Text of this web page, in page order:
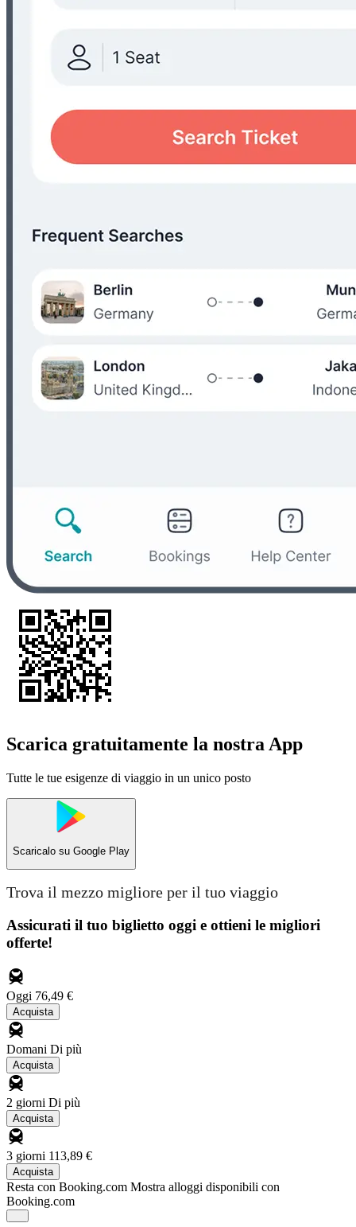
Scarica gratuitamente la nostra App
Tutte le tue esigenze di viaggio in un unico posto
Scaricalo su Google Play
Trova il mezzo migliore per il tuo viaggio
Assicurati il ​​tuo biglietto oggi e ottieni le migliori
offerte!
Oggi 76,49 €
Acquista
Domani Di più
Acquista
2 giorni Di più
Acquista
3 giorni 113,89 €
Acquista
Resta con Booking.com Mostra alloggi disponibili con
Booking.com